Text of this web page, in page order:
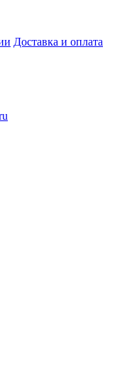
Доставка и оплата